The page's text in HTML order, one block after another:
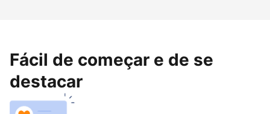
Fácil de começar e de se
destacar